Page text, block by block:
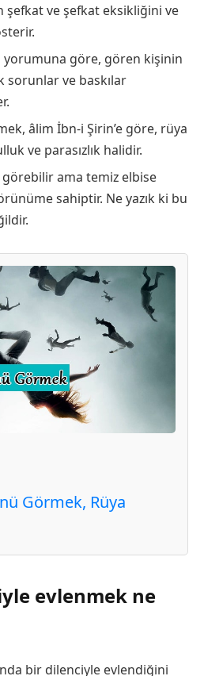
şefkat ve şefkat eksikliğini ve
yorumuna göre, gören kişinin
sorunlar ve baskılar
âlim İbn-i Şirin’e göre, rüya
ve parasızlık halidir.
ama temiz elbise
sahiptir. Ne yazık ki bu
Görmek, Rüya
evlenmek ne
bir dilenciyle evlendiğini